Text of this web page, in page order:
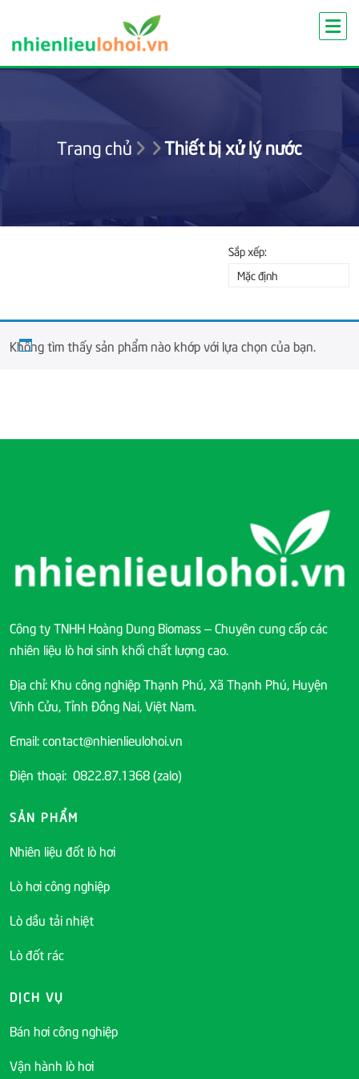
content
Trang chủ Thiết bị xử lý nước
Sắp xếp:
Mặc định
Không tìm thấy sản phẩm nào khớp với lựa chọn của bạn.
Công ty TNHH Hoàng Dung Biomass – Chuyên cung cấp các
nhiên liệu lò hơi sinh khối chất lượng cao.
Địa chỉ: Khu công nghiệp Thạnh Phú, Xã Thạnh Phú, Huyện
Vĩnh Cửu, Tỉnh Đồng Nai, Việt Nam.
Email: contact@nhienlieulohoi.vn
Điện thoại: 0822.87.1368 (zalo)
SẢN PHẨM
Nhiên liệu đốt lò hơi
Lò hơi công nghiệp
Lò dầu tải nhiệt
Lò đốt rác
DỊCH VỤ
Bán hơi công nghiệp
Vận hành lò hơi